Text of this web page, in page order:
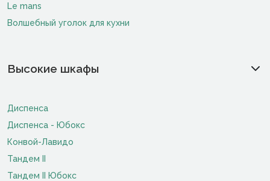
Le mans
Волшебный уголок для кухни
Высокие шкафы
Диспенса
Диспенса - Юбокс
Конвой-Лавидо
Тандем II
Тандем II Юбокс